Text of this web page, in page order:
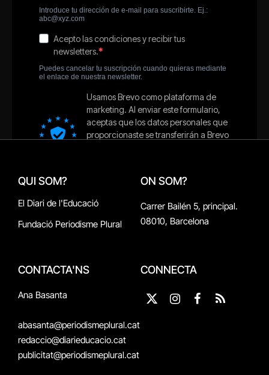
QUI SOM?
El Diari de l'Educació
Fundació Periodisme Plural
ON SOM?
Carrer Bailén 5, principal.
08010, Barcelona
CONTACTA'NS
Ana Basanta
abasanta@periodismeplural.cat
redaccio@diarieducacio.cat
publicitat@periodismeplural.cat
CONNECTA
X
InstagramFacebook
RSS